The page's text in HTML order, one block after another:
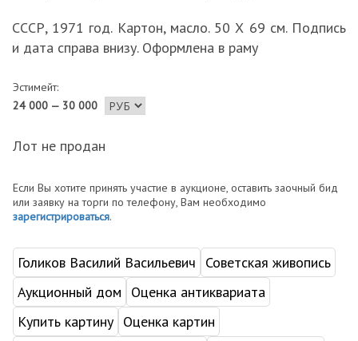
СССР, 1971 год. Картон, масло. 50 Х 69 см. Подпись
и дата справа внизу. Оформлена в раму
Эстимейт:
24 000 — 30 000
Лот не продан
Если Вы хотите принять участие в аукционе, оставить заочный бид
или заявку на торги по телефону, Вам необходимо
зарегистрироваться.
Голиков Василий Васильевич
Советская живопись
Аукционный дом
Оценка антиквариата
Купить картину Оценка картин